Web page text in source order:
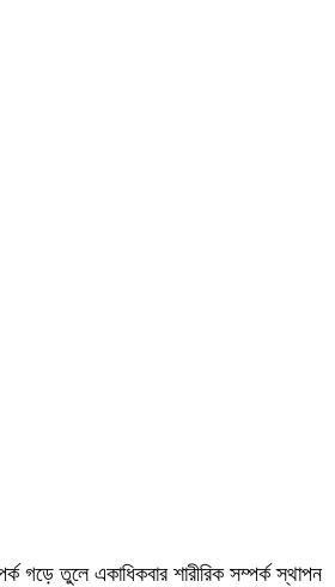
গড়ে তুলে একাধিকবার শারীরিক সম্পর্ক স্থাপন